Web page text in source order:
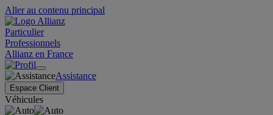
Aller au contenu principal
Particulier
Professionnels
Allianz en France
Assistance
Espace Client
Véhicules